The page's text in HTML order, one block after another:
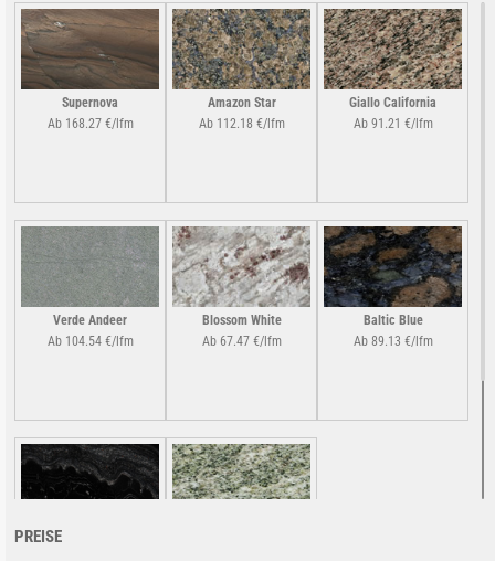
Supernova
Ab 168.27 €/lfm
Amazon Star
Ab 112.18 €/lfm
Giallo California
Ab 91.21 €/lfm
Verde Andeer
Ab 104.54 €/lfm
Blossom White
Ab 67.47 €/lfm
Baltic Blue
Ab 89.13 €/lfm
PREISE